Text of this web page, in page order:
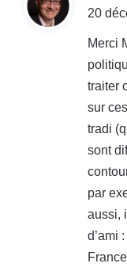
20
Merci
traiter
sur
tradi
sont
par
aussi,
d’ami